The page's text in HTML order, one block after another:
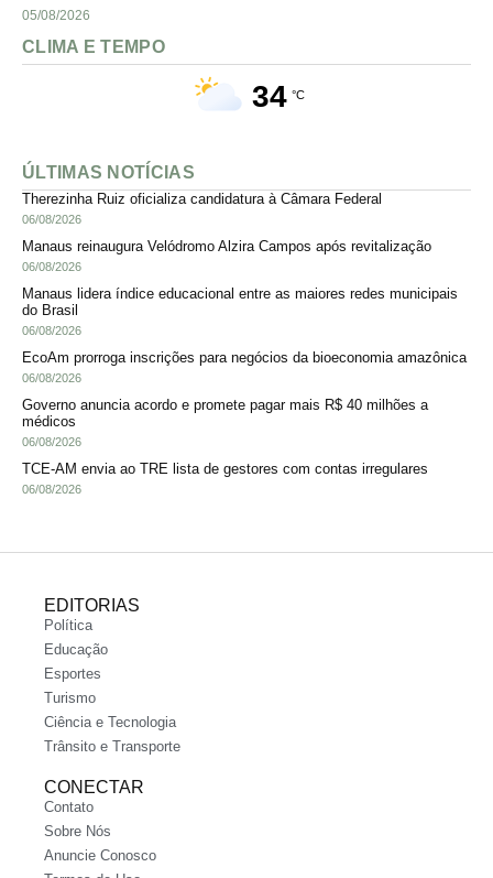
05/08/2026
CLIMA E TEMPO
34 °C
ÚLTIMAS NOTÍCIAS
Therezinha Ruiz oficializa candidatura à Câmara Federal
06/08/2026
Manaus reinaugura Velódromo Alzira Campos após revitalização
06/08/2026
Manaus lidera índice educacional entre as maiores redes municipais
do Brasil
06/08/2026
EcoAm prorroga inscrições para negócios da bioeconomia amazônica
06/08/2026
Governo anuncia acordo e promete pagar mais R$ 40 milhões a
médicos
06/08/2026
TCE-AM envia ao TRE lista de gestores com contas irregulares
06/08/2026
EDITORIAS
Política
Educação
Esportes
Turismo
Ciência e Tecnologia
Trânsito e Transporte
CONECTAR
Contato
Sobre Nós
Anuncie Conosco